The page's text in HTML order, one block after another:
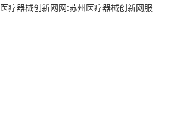
医疗器械创新网网:苏州医疗器械创新网服